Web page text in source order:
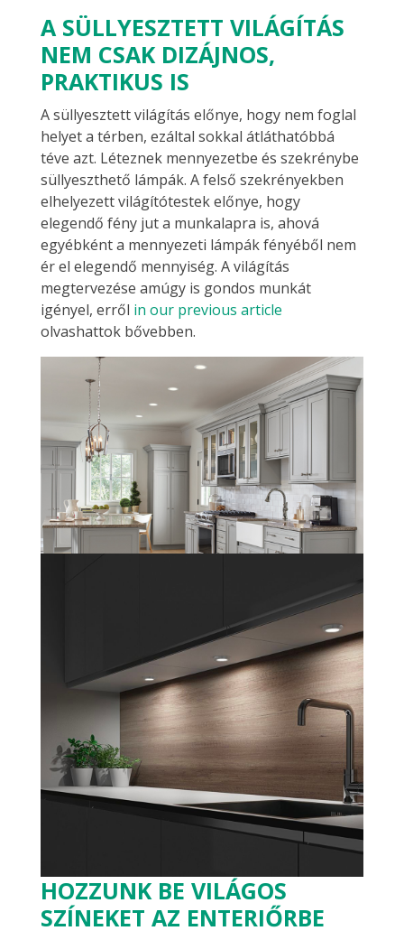
A SÜLLYESZTETT VILÁGÍTÁS
NEM CSAK DIZÁJNOS,
PRAKTIKUS IS
A süllyesztett világítás előnye, hogy nem foglal
helyet a térben, ezáltal sokkal átláthatóbbá
téve azt. Léteznek mennyezetbe és szekrénybe
süllyeszthető lámpák. A felső szekrényekben
elhelyezett világítótestek előnye, hogy
elegendő fény jut a munkalapra is, ahová
egyébként a mennyezeti lámpák fényéből nem
ér el elegendő mennyiség. A világítás
megtervezése amúgy is gondos munkát
igényel, erről in our previous article
olvashattok bővebben.
HOZZUNK BE VILÁGOS
SZÍNEKET AZ ENTERIŐRBE